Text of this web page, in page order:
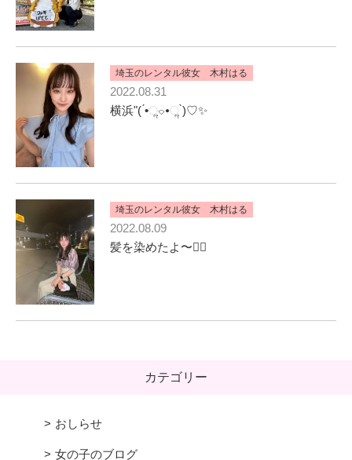
埼玉のレンタル彼女 木村はる
2022.08.31
横浜"( ́•ૢ⌔•ૢ ̀)♡✨
埼玉のレンタル彼女 木村はる
2022.08.09
髪を染めたよ〜💇‍♀️
カテゴリー
おしらせ
女の子のブログ